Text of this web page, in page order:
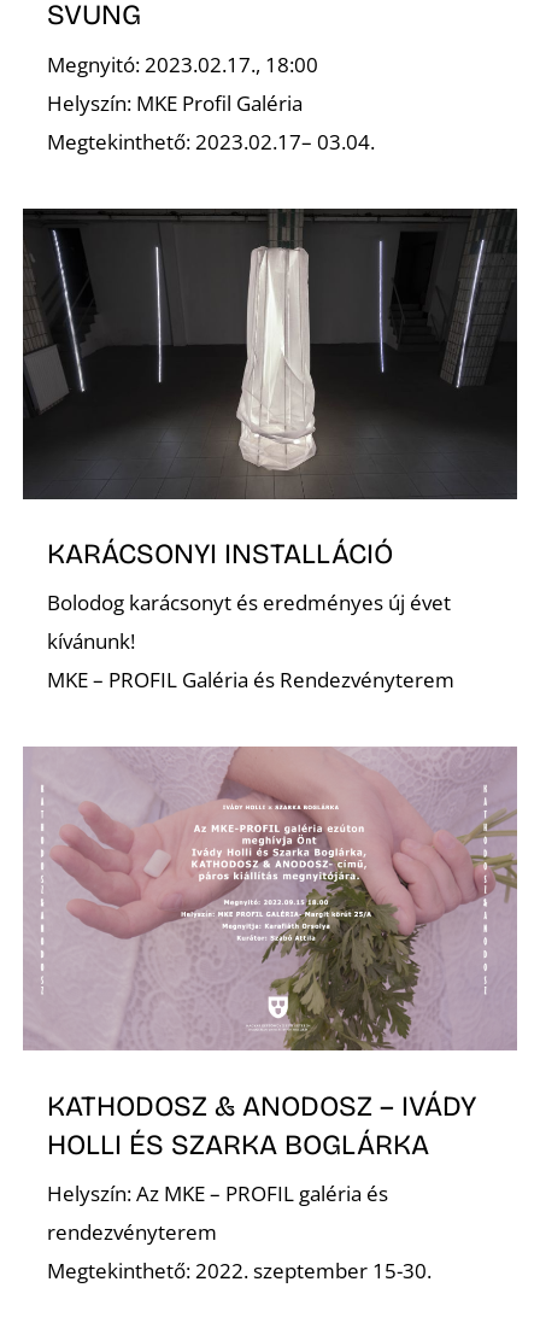
SVUNG
Megnyitó: 2023.02.17., 18:00
Helyszín: MKE Profil Galéria
Megtekinthető: 2023.02.17– 03.04.
KARÁCSONYI INSTALLÁCIÓ
Bolodog karácsonyt és eredményes új évet
kívánunk!
MKE – PROFIL Galéria és Rendezvényterem
KATHODOSZ & ANODOSZ – IVÁDY
HOLLI ÉS SZARKA BOGLÁRKA
Helyszín: Az MKE – PROFIL galéria és
rendezvényterem
Megtekinthető: 2022. szeptember 15-30.